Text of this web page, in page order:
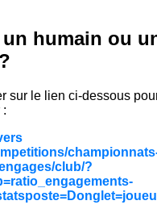
humain ou
sur le lien ci-dessous
:
club/?